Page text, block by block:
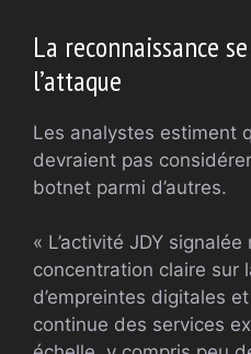
La reconnaissance
l’attaque
Les analystes estiment
devraient pas
botnet parmi d’autres.
« L’activité JDY
concentration claire sur
d’empreintes digitales
continue des services